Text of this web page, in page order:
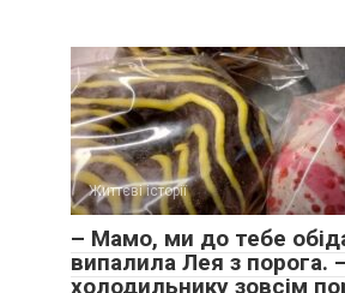
Життєві історії
– Мамо, ми до тебе
випалила Лея з порога.
холодильнику зовсім